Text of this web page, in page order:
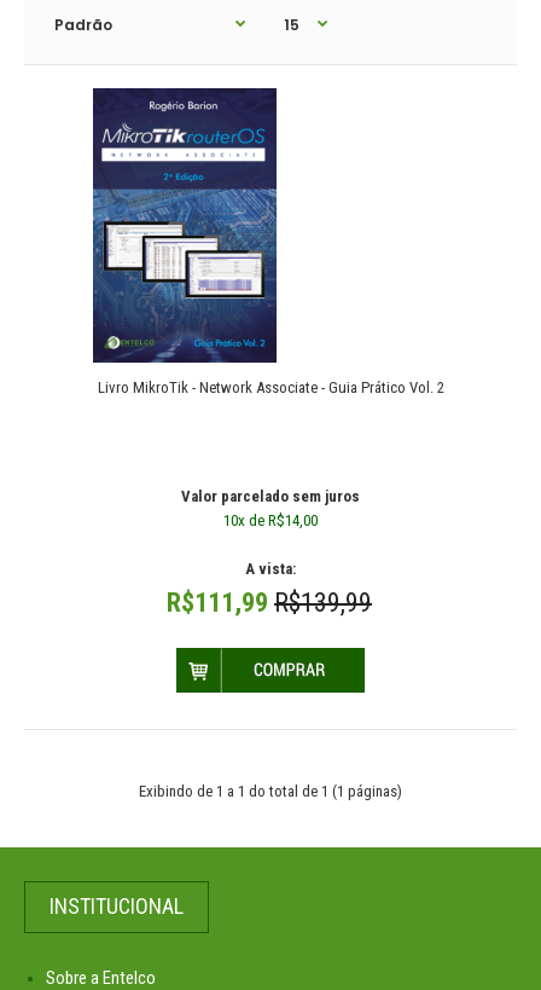
R$139,99
Livro MikroTik - Network Associate - Guia Prático Vol. 2
Valor parcelado sem juros
10x de R$14,00
A vista:
R$111,99 R$139,99
Exibindo de 1 a 1 do total de 1 (1 páginas)
INSTITUCIONAL
Sobre a Entelco